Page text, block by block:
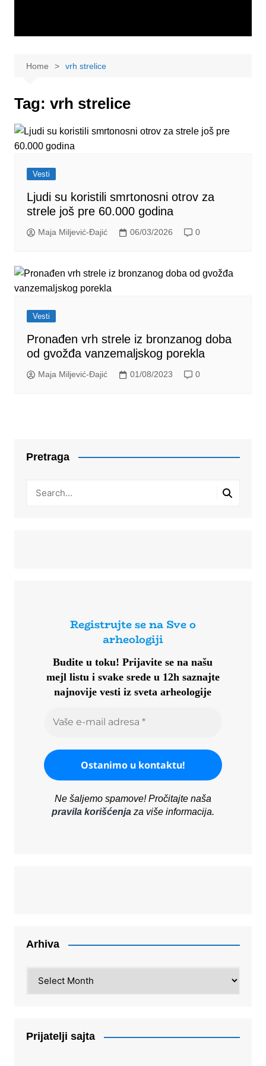
Home vrh strelice
Tag: vrh strelice
Vesti
Ljudi su koristili smrtonosni otrov za
strele još pre 60.000 godina
Maja Miljević-Đajić 06/03/2026 0
Vesti
Pronađen vrh strele iz bronzanog doba
od gvožđa vanzemaljskog porekla
Maja Miljević-Đajić 01/08/2023 0
Pretraga
Registrujte se na Sve o
arheologiji
Budite u toku!Prijavite se na našu
mejl listu i svake srede u 12h saznajte
najnovije vesti iz sveta arheologije
Ne šaljemo spamove! Pročitajte naša
pravila korišćenjaza više informacija.
Arhiva
Prijatelji sajta